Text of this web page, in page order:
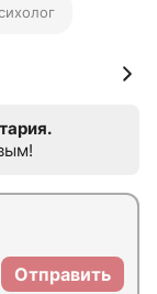
Отправить